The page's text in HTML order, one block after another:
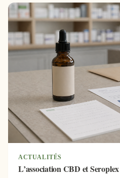
ACTUALITÉS
L’association CBD et